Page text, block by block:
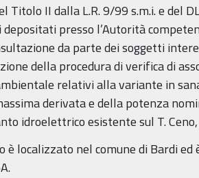
Titolo II dalla L.R. 9/99 s.m.i. e del
presso l’Autorità
da parte dei soggetti
della procedura di verifica di
relativi alla variante in
derivata e della potenza
idroelettrico esistente sul T.
è localizzato nel comune di Bardi ed